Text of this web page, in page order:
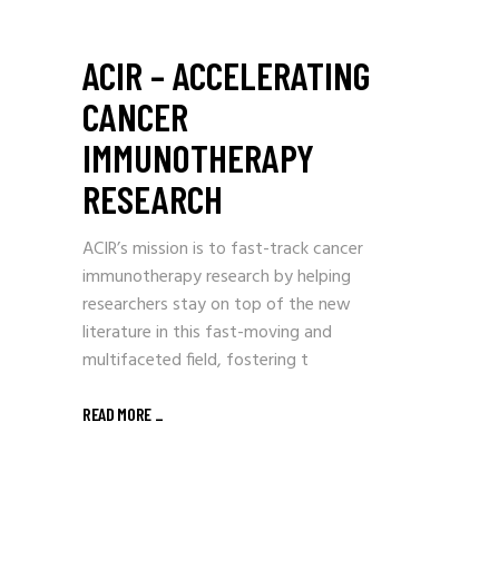
ACIR – ACCELERATING
CANCER
IMMUNOTHERAPY
RESEARCH
ACIR’s mission is to fast-track cancer
immunotherapy research by helping
researchers stay on top of the new
literature in this fast-moving and
multifaceted field, fostering t
READ MORE _